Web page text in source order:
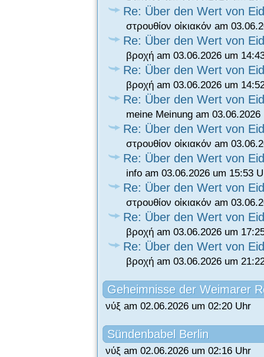
Re: Über den Wert von
στρουθίον οἰκιακόν am
Re: Über den Wert von
βροχή am 03.06.2026 um
Re: Über den Wert von
βροχή am 03.06.2026 um
Re: Über den Wert von
meine Meinung am
Re: Über den Wert von
στρουθίον οἰκιακόν am
Re: Über den Wert von
info am 03.06.2026 um 15:53
Re: Über den Wert von
στρουθίον οἰκιακόν am
Re: Über den Wert von
βροχή am 03.06.2026 um
Re: Über den Wert von
βροχή am 03.06.2026 um
Geheimnisse der Weimarer
νύξ am 02.06.2026 um 02:20 Uhr
Sündenbabel Berlin
νύξ am 02.06.2026 um 02:16 Uhr